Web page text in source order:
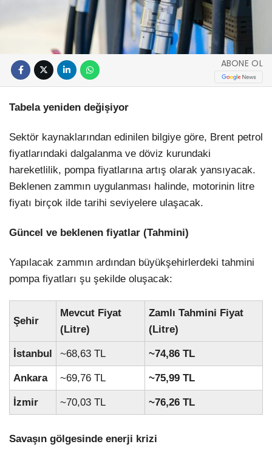
ABONE OL
Tabela yeniden değişiyor
Sektör kaynaklarından edinilen bilgiye göre, Brent petrol
fiyatlarındaki dalgalanma ve döviz kurundaki
hareketlilik, pompa fiyatlarına artış olarak yansıyacak.
Beklenen zammın uygulanması halinde, motorinin litre
fiyatı birçok ilde tarihi seviyelere ulaşacak.
Güncel ve beklenen fiyatlar (Tahmini)
Yapılacak zammın ardından büyükşehirlerdeki tahmini
pompa fiyatları şu şekilde oluşacak:
Şehir
Mevcut Fiyat
(Litre)
Zamlı Tahmini Fiyat
(Litre)
İstanbul ~68,63 TL ~74,86 TL
Ankara ~69,76 TL ~75,99 TL
İzmir ~70,03 TL ~76,26 TL
Savaşın gölgesinde enerji krizi